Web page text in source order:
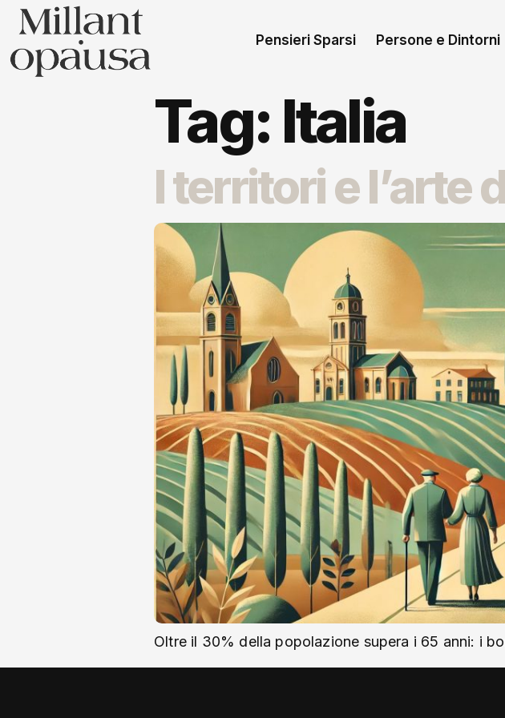
Pensieri Sparsi Persone e Dintorni
Tag: Italia
I territori e l’arte
Oltre il 30% della popolazione supera i 65 anni: i